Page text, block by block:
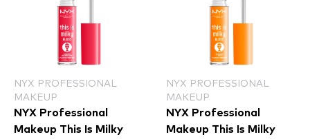
NYX PROFESSIONAL
MAKEUP
NYX Professional
Makeup This Is Milky
NYX PROFESSIONAL
MAKEUP
NYX Professional
Makeup This Is Milky